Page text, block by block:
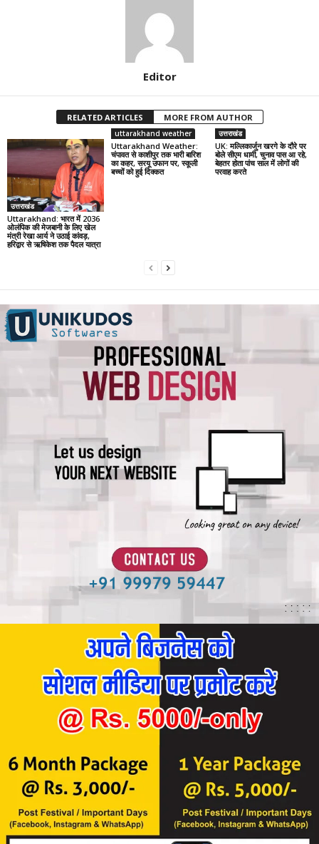
Editor
RELATED ARTICLES MORE FROM AUTHOR
उत्तराखंड
Uttarakhand: भारत में 2036
ओलंपिक की मेजबानी के लिए खेल
मंत्री रेखा आर्य ने उठाई कांवड़,
हरिद्वार से ऋषिकेश तक पैदल यात्रा
uttarakhand weather
Uttarakhand Weather:
चंपावत से काशीपुर तक भारी बारिश
का कहर, सरयू उफान पर, स्कूली
बच्चों को हुई दिक्कत
उत्तराखंड
UK: मल्लिकार्जुन खरगे के दौरे पर
बोले सीएम धामी, चुनाव पास आ रहे,
बेहतर होता पांच साल में लोगों की
परवाह करते